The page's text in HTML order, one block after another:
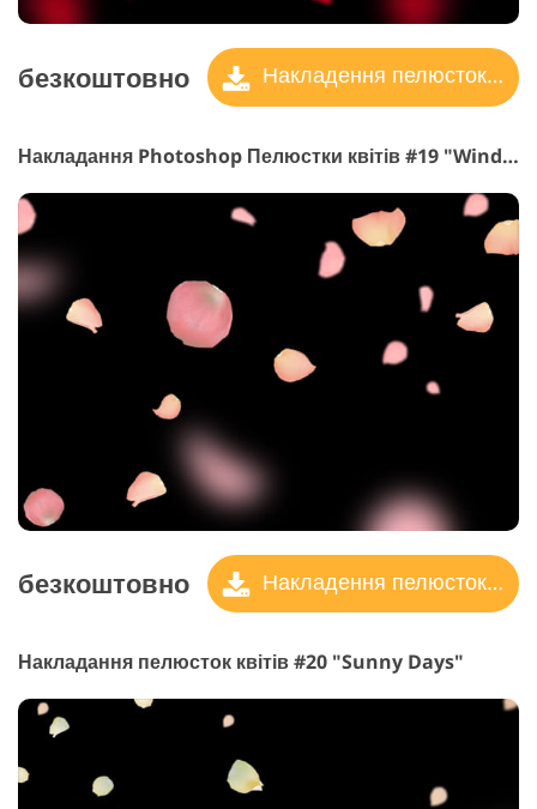
безкоштовно Накладення пелюсток троянд
Накладання Photoshop Пелюстки квітів #19 "Wind Blow"
безкоштовно Накладення пелюсток троянд
Накладання пелюсток квітів #20 "Sunny Days"